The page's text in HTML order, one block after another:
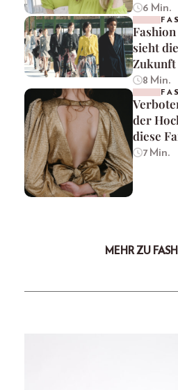
6 Min.
sieht
Zukunft
8 Min.
der
diese
7 Min.
MEHR ZU